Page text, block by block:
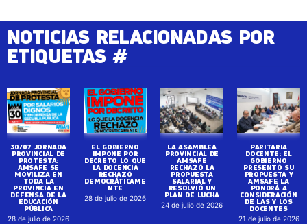
NOTICIAS RELACIONADAS POR
ETIQUETAS #
30/07 JORNADA
PROVINCIAL DE
PROTESTA:
AMSAFE SE
MOVILIZA EN
TODA LA
PROVINCIA EN
DEFENSA DE LA
EDUCACIÓN
PÚBLICA
28 de julio de 2026
EL GOBIERNO
IMPONE POR
DECRETO LO QUE
LA DOCENCIA
RECHAZÓ
DEMOCRÁTICAME
NTE
28 de julio de 2026
LA ASAMBLEA
PROVINCIAL DE
AMSAFE
RECHAZÓ LA
PROPUESTA
SALARIAL Y
RESOLVIÓ UN
PLAN DE LUCHA
24 de julio de 2026
PARITARIA
DOCENTE: EL
GOBIERNO
PRESENTÓ SU
PROPUESTA Y
AMSAFE LA
PONDRÁ A
CONSIDERACIÓN
DE LAS Y LOS
DOCENTES
21 de julio de 2026